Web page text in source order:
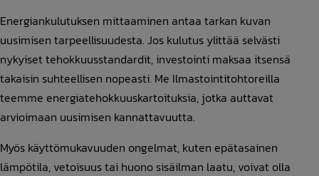
Energiankulutuksen mittaaminen antaa tarkan kuvan
uusimisen tarpeellisuudesta. Jos kulutus ylittää selvästi
nykyiset tehokkuusstandardit, investointi maksaa itsensä
takaisin suhteellisen nopeasti. Me Ilmastointitohtoreilla
teemme energiatehokkuuskartoituksia, jotka auttavat
arvioimaan uusimisen kannattavuutta.
Myös käyttömukavuuden ongelmat, kuten epätasainen
lämpötila, vetoisuus tai huono sisäilman laatu, voivat olla